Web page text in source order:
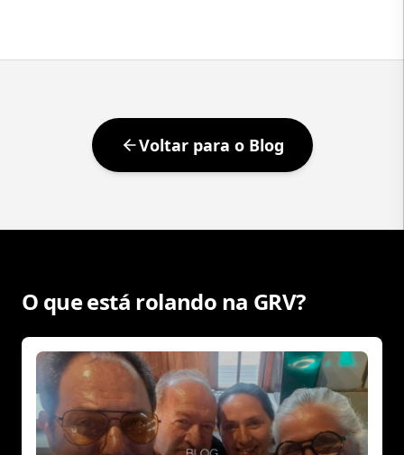
Voltar para o Blog
O que está rolando na GRV?